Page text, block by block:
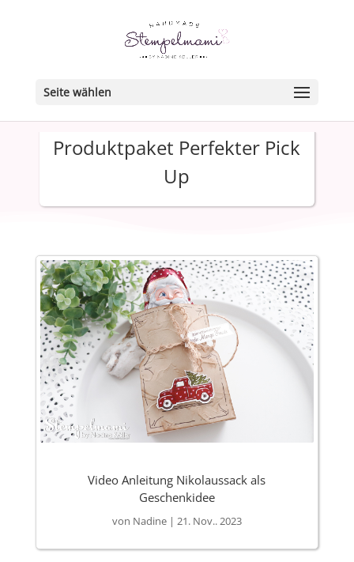
Seite wählen
Produktpaket Perfekter Pick
Up
Video Anleitung Nikolaussack als
Geschenkidee
von Nadine| 21. Nov.. 2023